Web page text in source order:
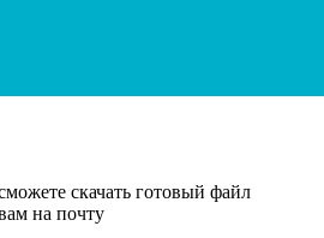
скачать готовый файл
на почту